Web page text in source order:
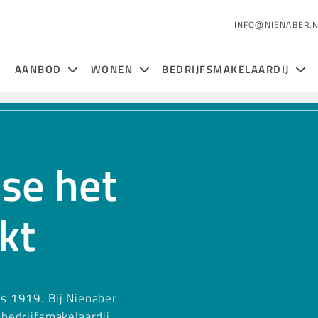
AANBOD WONEN BEDRIJFSMAKELAARDIJ
het
1919. Bij Nienaber